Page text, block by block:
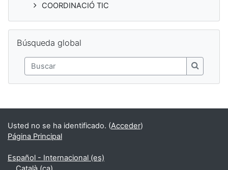
COORDINACIÓ TIC
Búsqueda global
Buscar
Buscar
Usted no se ha identificado. (Acceder)
Página Principal
Español - Internacional ‎(es)‎